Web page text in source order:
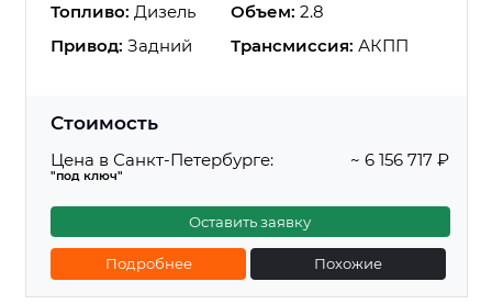
Топливо: Дизель Объем: 2.8
Привод: Задний Трансмиссия: АКПП
Стоимость
Цена в Санкт-Петербурге:
"под ключ"
~ 6 156 717 ₽
Оставить заявку
Подробнее Похожие